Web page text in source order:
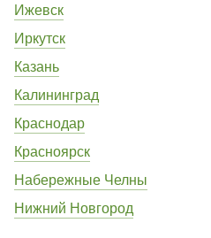
Ижевск
Иркутск
Казань
Калининград
Краснодар
Красноярск
Набережные Челны
Нижний Новгород